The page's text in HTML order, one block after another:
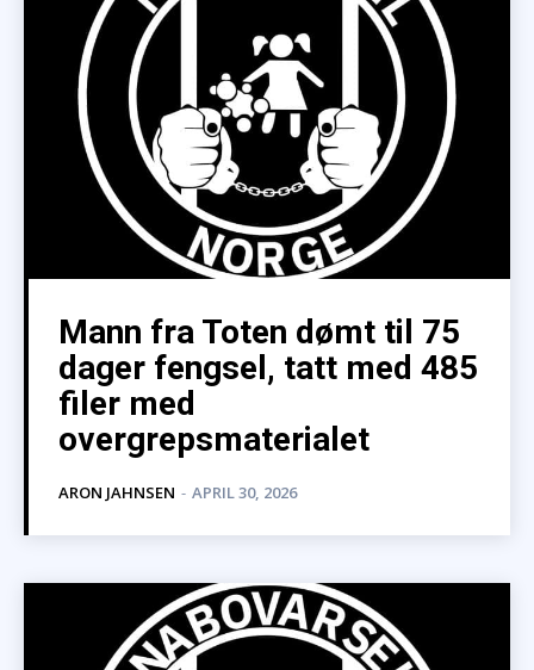
Mann fra Toten dømt til 75
dager fengsel, tatt med 485
filer med
overgrepsmaterialet
ARON JAHNSEN - APRIL 30, 2026